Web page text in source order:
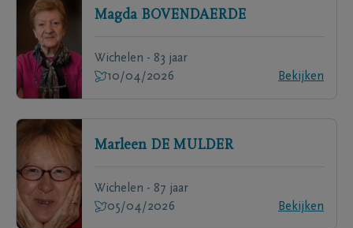
Magda BOVENDAERDE
Wichelen - 83 jaar
10/04/2026
Bekijken
Marleen DE MULDER
Wichelen - 87 jaar
05/04/2026
Bekijken